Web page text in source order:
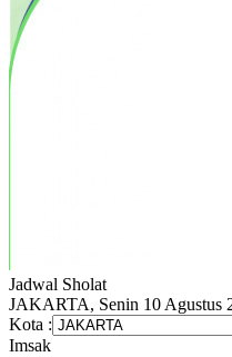
Jadwal Sholat
JAKARTA, Senin 10 Agustus
Kota :
Imsak